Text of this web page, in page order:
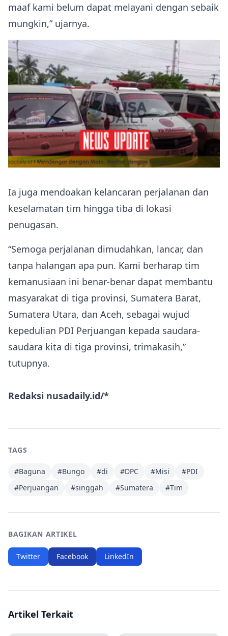
maaf kami belum dapat melayani dengan sebaik
mungkin,” ujarnya.
Ia juga mendoakan kelancaran perjalanan dan
keselamatan tim hingga tiba di lokasi
penugasan.
“Semoga perjalanan dimudahkan, lancar, dan
tanpa halangan apa pun. Kami berharap tim
kemanusiaan ini benar-benar dapat membantu
masyarakat di tiga provinsi, Sumatera Barat,
Sumatera Utara, dan Aceh, sebagai wujud
kepedulian PDI Perjuangan kepada saudara-
saudara kita di tiga provinsi, trimakasih,”
tutupnya.
Redaksi nusadaily.id/*
TAGS
#Baguna #Bungo #di #DPC #Misi #PDI
#Perjuangan #singgah #Sumatera #Tim
BAGIKAN ARTIKEL
Twitter Facebook LinkedIn
Artikel Terkait